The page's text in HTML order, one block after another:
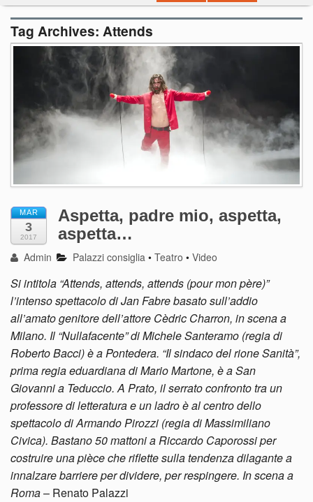
Contatti
dT in English
Tag Archives: Attends
MAR
3
2017
Aspetta, padre mio, aspetta,
aspetta…
Admin Palazzi consiglia •Teatro •Video
Si intitola “Attends, attends, attends (pour mon père)”
l’intenso spettacolo di Jan Fabre basato sull’addio
all’amato genitore dell’attore Cèdric Charron, in scena a
Milano. Il “Nullafacente” di Michele Santeramo (regia di
Roberto Bacci) è a Pontedera. “Il sindaco del rione Sanità”,
prima regia eduardiana di Mario Martone, è a San
Giovanni a Teduccio. A Prato, il serrato confronto tra un
professore di letteratura e un ladro è al centro dello
spettacolo di Armando Pirozzi (regia di Massimiliano
Civica). Bastano 50 mattoni a Riccardo Caporossi per
costruire una pièce che riflette sulla tendenza dilagante a
innalzare barriere per dividere, per respingere. In scena a
Roma– Renato Palazzi